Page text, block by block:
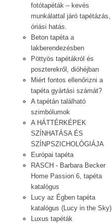
fotótapéták – kevés
munkálattal járó tapétázás,
óriási hatás.
Beton tapéta a
lakberendezésben
Pöttyös tapétákról és
poszterekről, dióhéjban
Miért fontos ellenőrizni a
tapéta gyártási számát?
A tapétán található
szimbólumok
A HÁTTÉRKÉPEK
SZÍNHATÁSA ÉS
SZÍNPSZICHOLÓGIÁJA
Európai tapéta
RASCH - Barbara Becker
Home Passion 6, tapéta
katalógus
Lucy az Égben tapéta
katalógus (Lucy in the Sky)
Luxus tapéták